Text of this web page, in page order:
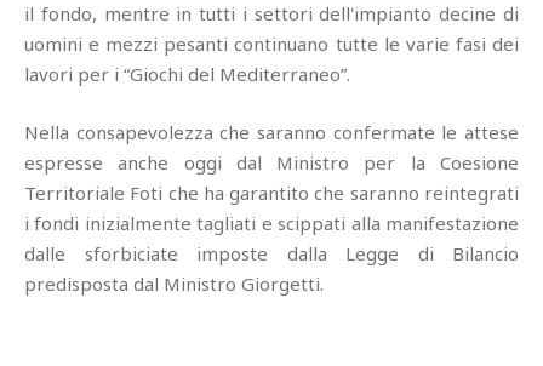
il fondo, mentre in tutti i settori dell'impianto decine di
uomini e mezzi pesanti continuano tutte le varie fasi dei
lavori per i “Giochi del Mediterraneo”.
Nella consapevolezza che saranno confermate le attese
espresse anche oggi dal Ministro per la Coesione
Territoriale Foti che ha garantito che saranno reintegrati
i fondi inizialmente tagliati e scippati alla manifestazione
dalle sforbiciate imposte dalla Legge di Bilancio
predisposta dal Ministro Giorgetti.